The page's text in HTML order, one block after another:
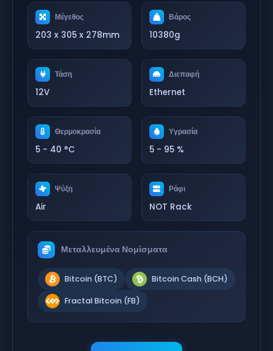
Μέγεθος
203 x 305 x 278mm
Βάρος
10380g
Τάση
12V
Διεπαφή
Ethernet
Θερμοκρασία
5 - 40 °C
Υγρασία
5 - 95 %
Ψύξη
Air
Ράφι
NOT Rack
Μεταλλευμένα Νομίσματα
Bitcoin (BTC) Bitcoin Cash (BCH)
Fractal Bitcoin (FB)